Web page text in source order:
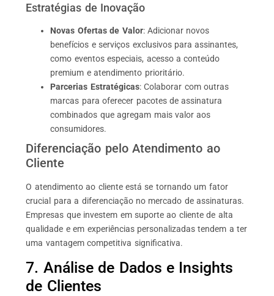
Estratégias de Inovação
Novas Ofertas de Valor: Adicionar novos
benefícios e serviços exclusivos para assinantes,
como eventos especiais, acesso a conteúdo
premium e atendimento prioritário.
Parcerias Estratégicas: Colaborar com outras
marcas para oferecer pacotes de assinatura
combinados que agregam mais valor aos
consumidores.
Diferenciação pelo Atendimento ao
Cliente
O atendimento ao cliente está se tornando um fator
crucial para a diferenciação no mercado de assinaturas.
Empresas que investem em suporte ao cliente de alta
qualidade e em experiências personalizadas tendem a ter
uma vantagem competitiva significativa.
7. Análise de Dados e Insights
de Clientes